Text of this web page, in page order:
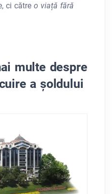
ci către o viață fără
multe despre
a șoldului